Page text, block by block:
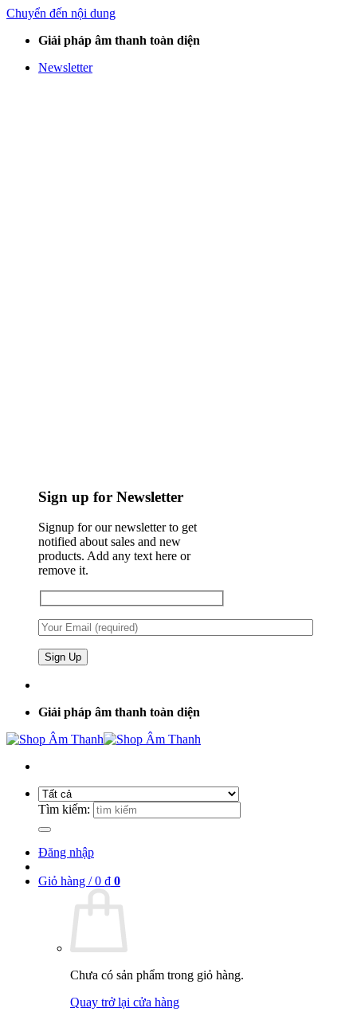
Chuyển đến nội dung
Giải pháp âm thanh toàn diện
Newsletter
Sign up for Newsletter
Signup for our newsletter to get
notified about sales and new
products. Add any text here or
remove it.
Giải pháp âm thanh toàn diện
Tìm kiếm:
Đăng nhập
Giỏ hàng /0 ₫ 0
Chưa có sản phẩm trong giỏ hàng.
Quay trở lại cửa hàng